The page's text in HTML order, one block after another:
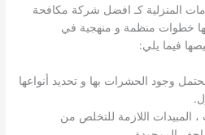
المنزلية كـ افضل شركة مكافحة
خطوات منظمة و منهجية في
فيما يلي:
وجود الحشرات بها و تحديد أنواعها
، المبيدات اللازمة للتخلص من